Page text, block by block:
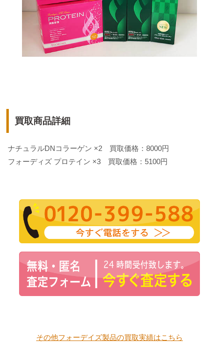
買取商品詳細
ナチュラルDNコラーゲン ×2 買取価格：8000円
フォーディズ プロテイン ×3 買取価格：5100円
その他フォーデイズ製品の買取実績はこちら